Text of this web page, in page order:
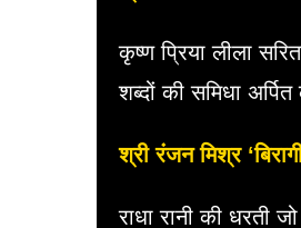
कृष्ण प्रिया लीला
शब्दों की समिधा
श्री रंजन मिश्र
राधा रानी की धरती